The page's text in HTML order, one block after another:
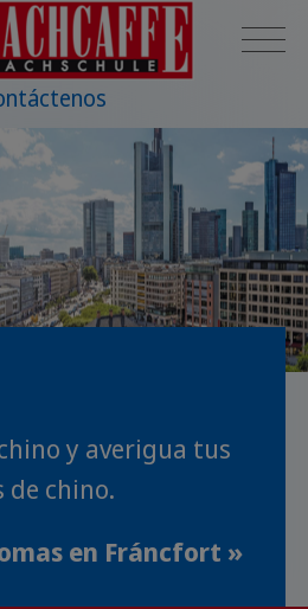
y averigua tus
de chino.
en Fráncfort »